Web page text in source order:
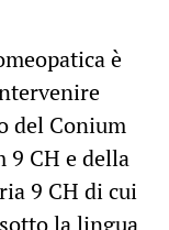
è
del Conium
9 CH e della
9 CH di cui
la lingua